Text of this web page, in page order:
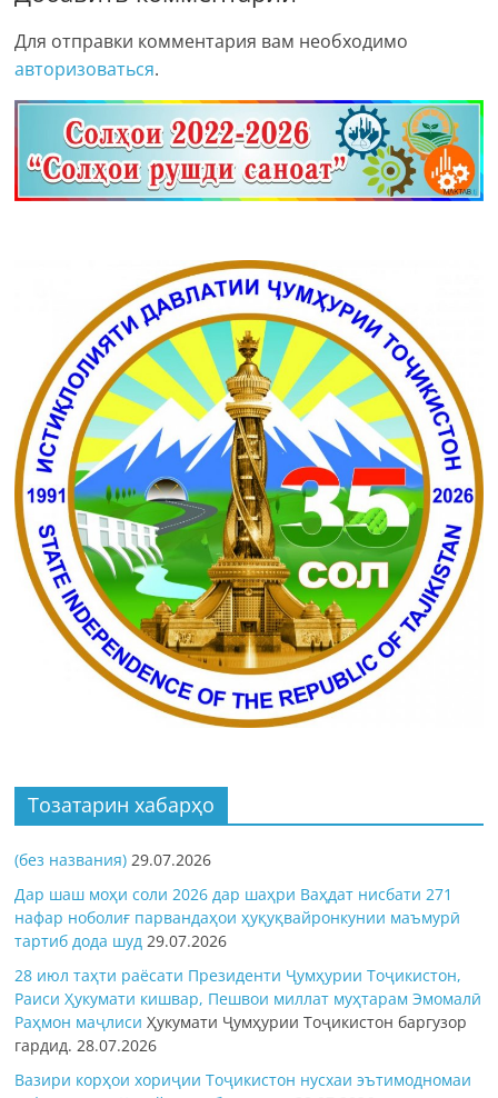
Для отправки комментария вам необходимо
авторизоваться.
Тозатарин хабарҳо
(без названия) 29.07.2026
Дар шаш моҳи соли 2026 дар шаҳри Ваҳдат нисбати 271
нафар ноболиғ парвандаҳои ҳуқуқвайронкунии маъмурӣ
тартиб дода шуд 29.07.2026
28 июл таҳти раёсати Президенти Ҷумҳурии Тоҷикистон,
Раиси Ҳукумати кишвар, Пешвои миллат муҳтарам Эмомалӣ
Раҳмон маҷлисиҲукумати Ҷумҳурии Тоҷикистон баргузор
гардид.28.07.2026
Вазири корҳои хориҷии Тоҷикистон нусхаи эътимодномаи